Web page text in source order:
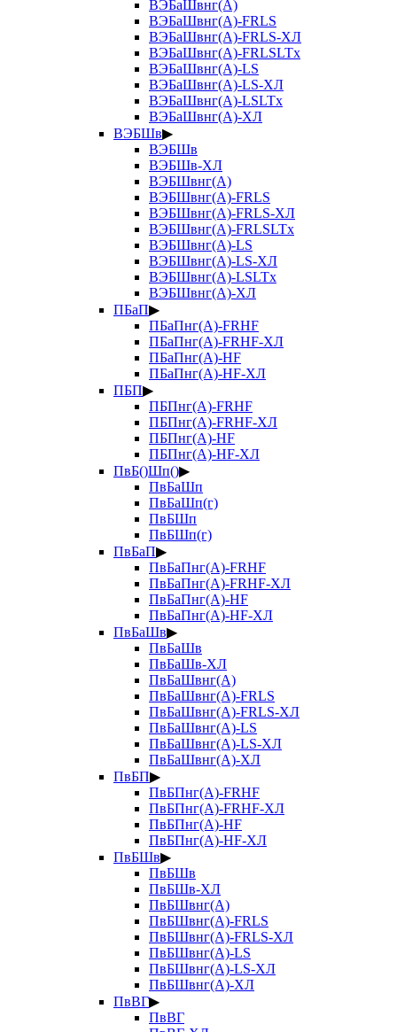
ВЭБаШвнг(А)
ВЭБаШвнг(А)-FRLS
ВЭБаШвнг(А)-FRLS-ХЛ
ВЭБаШвнг(А)-FRLSLTx
ВЭБаШвнг(А)-LS
ВЭБаШвнг(А)-LS-ХЛ
ВЭБаШвнг(А)-LSLTx
ВЭБаШвнг(А)-ХЛ
ВЭБШв▶
ВЭБШв
ВЭБШв-ХЛ
ВЭБШвнг(А)
ВЭБШвнг(А)-FRLS
ВЭБШвнг(А)-FRLS-ХЛ
ВЭБШвнг(А)-FRLSLTx
ВЭБШвнг(А)-LS
ВЭБШвнг(А)-LS-ХЛ
ВЭБШвнг(А)-LSLTx
ВЭБШвнг(А)-ХЛ
ПБаП▶
ПБаПнг(А)-FRHF
ПБаПнг(А)-FRHF-ХЛ
ПБаПнг(А)-HF
ПБаПнг(А)-HF-ХЛ
ПБП▶
ПБПнг(А)-FRHF
ПБПнг(А)-FRHF-ХЛ
ПБПнг(А)-HF
ПБПнг(А)-HF-ХЛ
ПвБ()Шп()▶
ПвБаШп
ПвБаШп(г)
ПвБШп
ПвБШп(г)
ПвБаП▶
ПвБаПнг(А)-FRHF
ПвБаПнг(А)-FRHF-ХЛ
ПвБаПнг(А)-HF
ПвБаПнг(А)-HF-ХЛ
ПвБаШв▶
ПвБаШв
ПвБаШв-ХЛ
ПвБаШвнг(А)
ПвБаШвнг(А)-FRLS
ПвБаШвнг(А)-FRLS-ХЛ
ПвБаШвнг(А)-LS
ПвБаШвнг(А)-LS-ХЛ
ПвБаШвнг(А)-ХЛ
ПвБП▶
ПвБПнг(А)-FRHF
ПвБПнг(А)-FRHF-ХЛ
ПвБПнг(А)-HF
ПвБПнг(А)-HF-ХЛ
ПвБШв▶
ПвБШв
ПвБШв-ХЛ
ПвБШвнг(А)
ПвБШвнг(А)-FRLS
ПвБШвнг(А)-FRLS-ХЛ
ПвБШвнг(А)-LS
ПвБШвнг(А)-LS-ХЛ
ПвБШвнг(А)-ХЛ
ПвВГ▶
ПвВГ